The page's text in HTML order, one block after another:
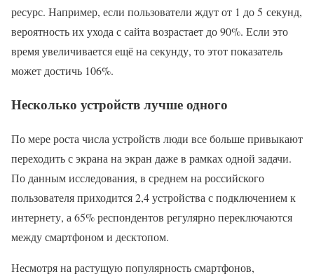
ресурс. Например, если пользователи ждут от 1 до 5 секунд,
вероятность их ухода с сайта возрастает до 90%. Если это
время увеличивается ещё на секунду, то этот показатель
может достичь 106%.
Несколько устройств лучше одного
По мере роста числа устройств люди все больше привыкают
переходить с экрана на экран даже в рамках одной задачи.
По данным исследования, в среднем на российского
пользователя приходится 2,4 устройства с подключением к
интернету, а 65% респондентов регулярно переключаются
между смартфоном и десктопом.
Несмотря на растущую популярность смартфонов,